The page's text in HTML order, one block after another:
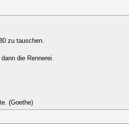
zu tauschen.
die Rennerei.
(Goethe)